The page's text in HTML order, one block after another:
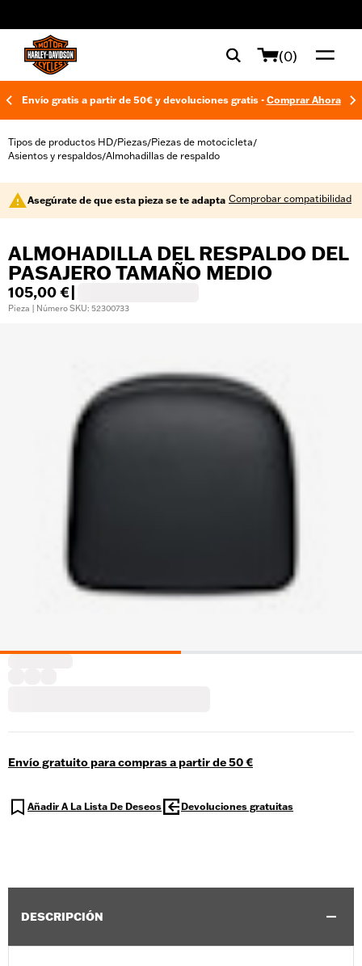
(0)
Envío gratis a partir de 50€ y devoluciones gratis - Comprar Ahora
Tipos de productos HD/Piezas/Piezas de motocicleta/
Asientos y respaldos/Almohadillas de respaldo
Asegúrate de que esta pieza se te adapta Comprobar compatibilidad
ALMOHADILLA DEL RESPALDO DEL
PASAJERO TAMAÑO MEDIO
105,00 €
Pieza | Número SKU: 52300733
Envío gratuito para compras a partir de 50 €
Añadir A La Lista De Deseos Devoluciones gratuitas
DESCRIPCIÓN